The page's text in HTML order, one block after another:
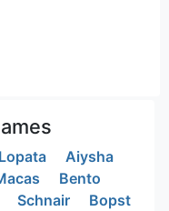
Lopata
Aiysha
Bento
Schnair
Bopst